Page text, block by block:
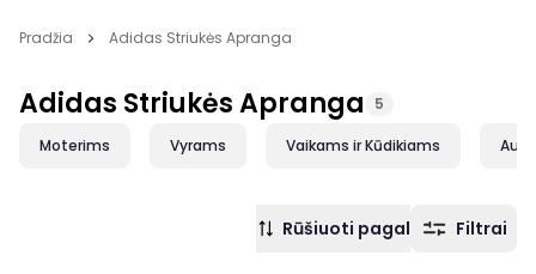
Pradžia Adidas Striukės Apranga
Adidas Striukės Apranga 5
Moterims Vyrams Vaikams ir Kūdikiams
Rūšiuoti pagal Filtrai